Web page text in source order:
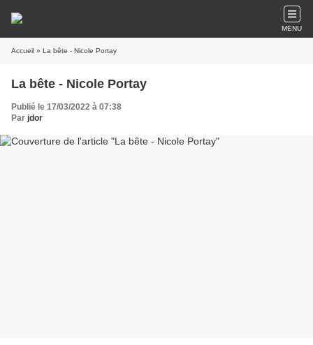
MENU
Accueil » La bête - Nicole Portay
La bête - Nicole Portay
Publié le 17/03/2022 à 07:38
Par jdor